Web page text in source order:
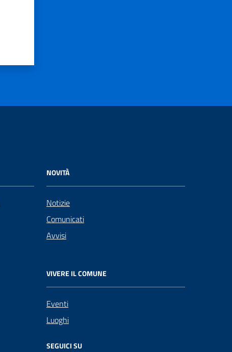
NOVITÀ
Notizie
Comunicati
Avvisi
VIVERE IL COMUNE
Eventi
Luoghi
SEGUICI SU